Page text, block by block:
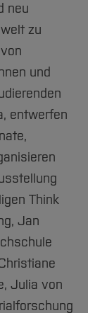
neu
zu
und
entwerfen
Think
Jan
Julia von